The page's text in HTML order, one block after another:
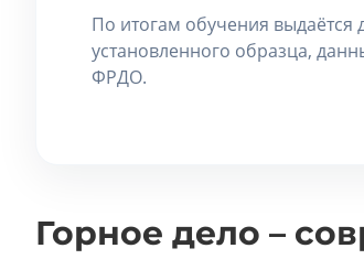
По итогам обучения выдаётся
установленного образца,
ФРДО.
Горное дело –